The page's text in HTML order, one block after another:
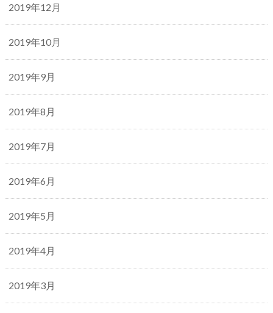
2019年12月
2019年10月
2019年9月
2019年8月
2019年7月
2019年6月
2019年5月
2019年4月
2019年3月